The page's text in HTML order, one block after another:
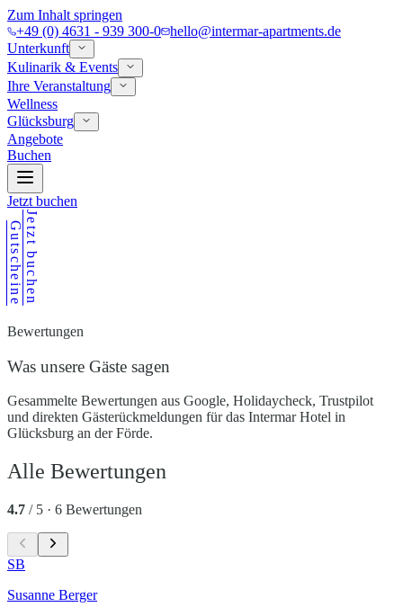
Zum Inhalt springen
+49 (0) 4631 - 939 300-0 hello@intermar-apartments.de
Unterkunft
Kulinarik & Events
Ihre Veranstaltung
Wellness
Glücksburg
Angebote
Buchen
Jetzt buchen
GutscheineJetzt buchen
Bewertungen
Was unsere Gäste sagen
Gesammelte Bewertungen aus Google, Holidaycheck, Trustpilot
und direkten Gästerückmeldungen für das Intermar Hotel in
Glücksburg an der Förde.
Alle Bewertungen
4.7 / 5 · 6 Bewertungen
SB
Susanne Berger